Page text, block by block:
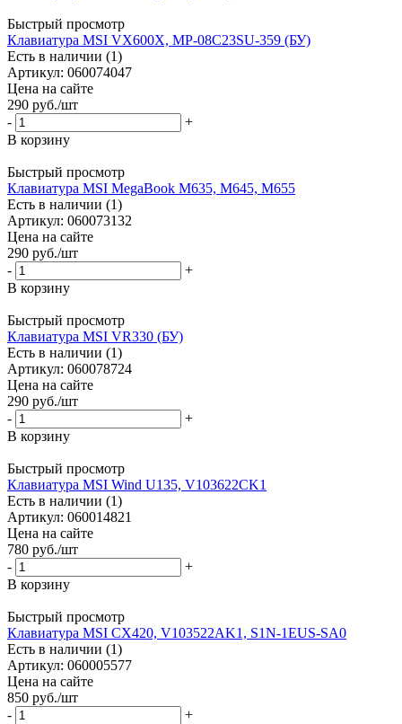
Быстрый просмотр
Клавиатура MSI VX600X, MP-08C23SU-359 (БУ)
Есть в наличии (1)
Артикул: 060074047
Цена на сайте
290 руб./шт
-
+
В корзину
Быстрый просмотр
Клавиатура MSI MegaBook M635, M645, M655
Есть в наличии (1)
Артикул: 060073132
Цена на сайте
290 руб./шт
-
+
В корзину
Быстрый просмотр
Клавиатура MSI VR330 (БУ)
Есть в наличии (1)
Артикул: 060078724
Цена на сайте
290 руб./шт
-
+
В корзину
Быстрый просмотр
Клавиатура MSI Wind U135, V103622CK1
Есть в наличии (1)
Артикул: 060014821
Цена на сайте
780 руб./шт
-
+
В корзину
Быстрый просмотр
Клавиатура MSI CX420, V103522AK1, S1N-1EUS-SA0
Есть в наличии (1)
Артикул: 060005577
Цена на сайте
850 руб./шт
-
+